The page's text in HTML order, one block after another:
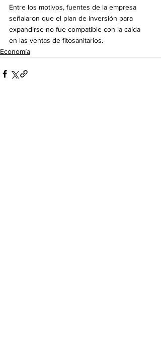
Entre los motivos, fuentes de la empresa
señalaron que el plan de inversión para
expandirse no fue compatible con la caída
en las ventas de fitosanitarios.
Economía